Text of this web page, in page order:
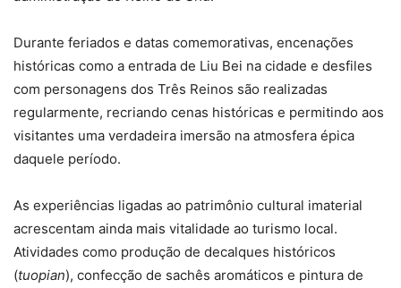
Durante feriados e datas comemorativas, encenações
históricas como a entrada de Liu Bei na cidade e desfiles
com personagens dos Três Reinos são realizadas
regularmente, recriando cenas históricas e permitindo aos
visitantes uma verdadeira imersão na atmosfera épica
daquele período.
As experiências ligadas ao patrimônio cultural imaterial
acrescentam ainda mais vitalidade ao turismo local.
Atividades como produção de decalques históricos
(tuopian), confecção de sachês aromáticos e pintura de